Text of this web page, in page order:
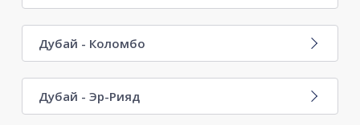
Дубай - Коломбо
Дубай - Эр-Рияд